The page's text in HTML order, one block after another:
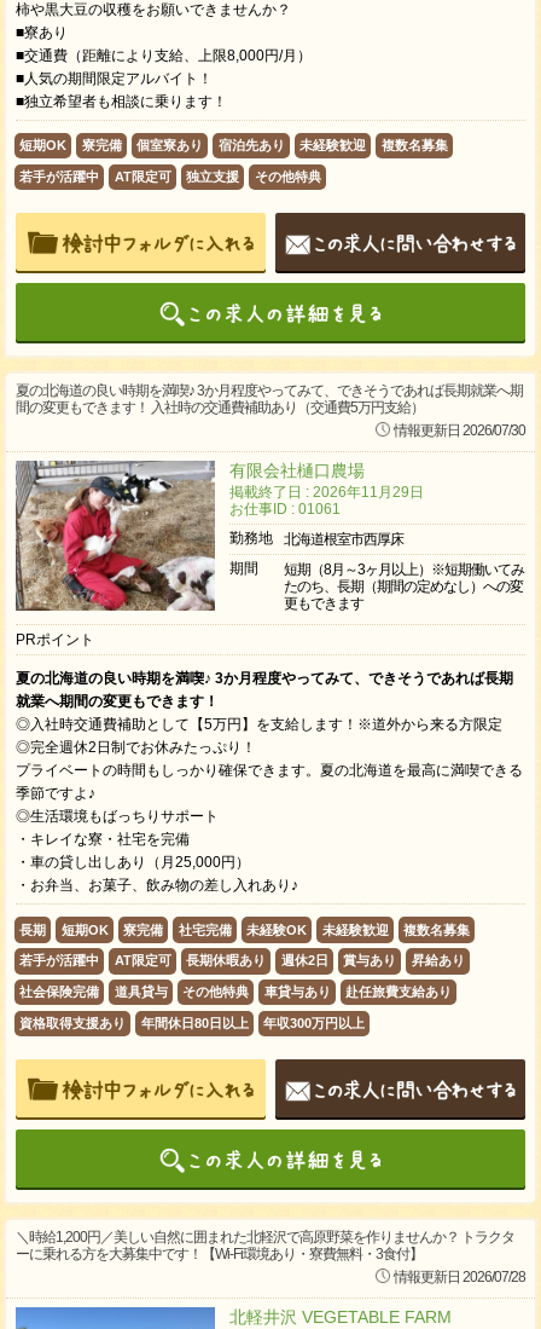
柿や黒大豆の収穫をお願いできませんか？
■寮あり
■交通費（距離により支給、上限8,000円/月）
■人気の期間限定アルバイト！
■独立希望者も相談に乗ります！
短期OK 寮完備 個室寮あり 宿泊先あり 未経験歓迎 複数名募集
若手が活躍中 AT限定可 独立支援 その他特典
夏の北海道の良い時期を満喫♪ 3か月程度やってみて、できそうであれば長期就業へ期
間の変更もできます！ 入社時の交通費補助あり（交通費5万円支給）
情報更新日 2026/07/30
有限会社樋口農場
掲載終了日 : 2026年11月29日
お仕事ID : 01061
勤務地
北海道根室市西厚床
期間
短期（8月～3ヶ月以上）※短期働いてみ
たのち、長期（期間の定めなし）への変
更もできます
PRポイント
夏の北海道の良い時期を満喫♪ 3か月程度やってみて、できそうであれば長期
就業へ期間の変更もできます！
◎入社時交通費補助として【5万円】を支給します！※道外から来る方限定
◎完全週休2日制でお休みたっぷり！
プライベートの時間もしっかり確保できます。夏の北海道を最高に満喫できる
季節ですよ♪
◎生活環境もばっちりサポート
・キレイな寮・社宅を完備
・車の貸し出しあり（月25,000円）
・お弁当、お菓子、飲み物の差し入れあり♪
長期 短期OK 寮完備 社宅完備 未経験OK 未経験歓迎 複数名募集
若手が活躍中 AT限定可 長期休暇あり 週休2日 賞与あり 昇給あり
社会保険完備 道具貸与 その他特典 車貸与あり 赴任旅費支給あり
資格取得支援あり 年間休日80日以上 年収300万円以上
＼時給1,200円／美しい自然に囲まれた北軽沢で高原野菜を作りませんか？ トラクタ
ーに乗れる方を大募集中です！【Wi-Fi環境あり・寮費無料・3食付】
情報更新日 2026/07/28
北軽井沢 VEGETABLE FARM